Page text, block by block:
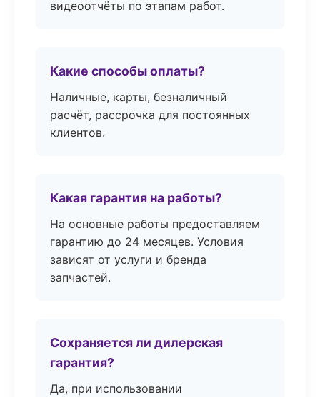
видеоотчёты по этапам работ.
Какие способы оплаты?
Наличные, карты, безналичный
расчёт, рассрочка для постоянных
клиентов.
Какая гарантия на работы?
На основные работы предоставляем
гарантию до 24 месяцев. Условия
зависят от услуги и бренда
запчастей.
Сохраняется ли дилерская
гарантия?
Да, при использовании